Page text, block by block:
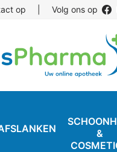
op Volg ons op
&